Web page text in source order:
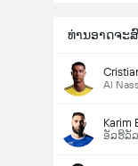
ທ່ານອາດຈະ
Al
Karim
ອັລຮິລັ